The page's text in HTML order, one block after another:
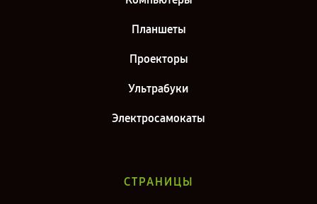
Планшеты
Проекторы
Ультрабуки
Электросамокаты
СТРАНИЦЫ